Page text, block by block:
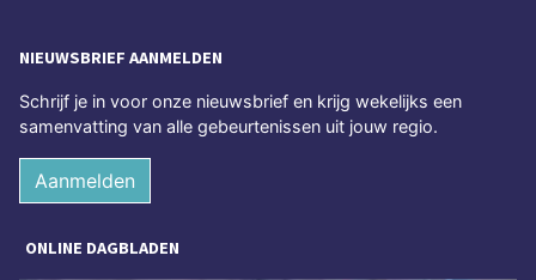
NIEUWSBRIEF AANMELDEN
Schrijf je in voor onze nieuwsbrief en krijg wekelijks een
samenvatting van alle gebeurtenissen uit jouw regio.
Aanmelden
ONLINE DAGBLADEN